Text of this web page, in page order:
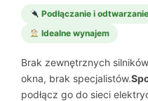
Podłączanie i odtwarzanie
Idealne wynajem
Brak zewnętrznych
okna, brak specjalistów.
podłącz go do sieci